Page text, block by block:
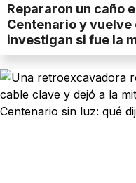
Repararon un caño
Centenario y vuelve
investigan si fue la
empresa que ya
causado otro daño